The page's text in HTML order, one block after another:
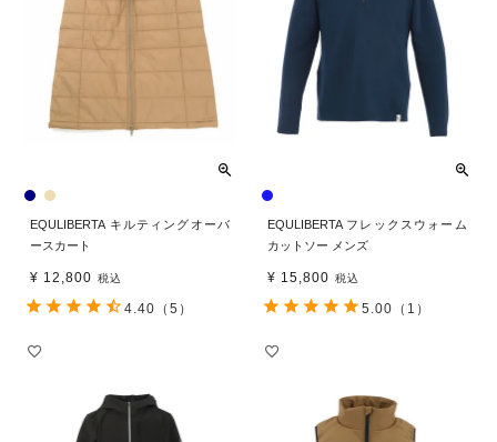
EQULIBERTA キルティングオーバ
ースカート
¥ 12,800 税込
4.40 （5）
EQULIBERTA フレックスウォーム
カットソー メンズ
¥ 15,800 税込
5.00 （1）